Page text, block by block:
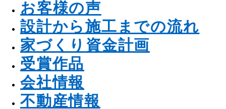
お客様の声
設計から施工までの流れ
家づくり資金計画
受賞作品
会社情報
不動産情報